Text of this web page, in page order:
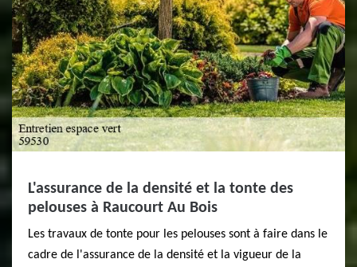
L'assurance de la densité et la tonte des
pelouses à Raucourt Au Bois
Les travaux de tonte pour les pelouses sont à faire dans le
cadre de l'assurance de la densité et la vigueur de la